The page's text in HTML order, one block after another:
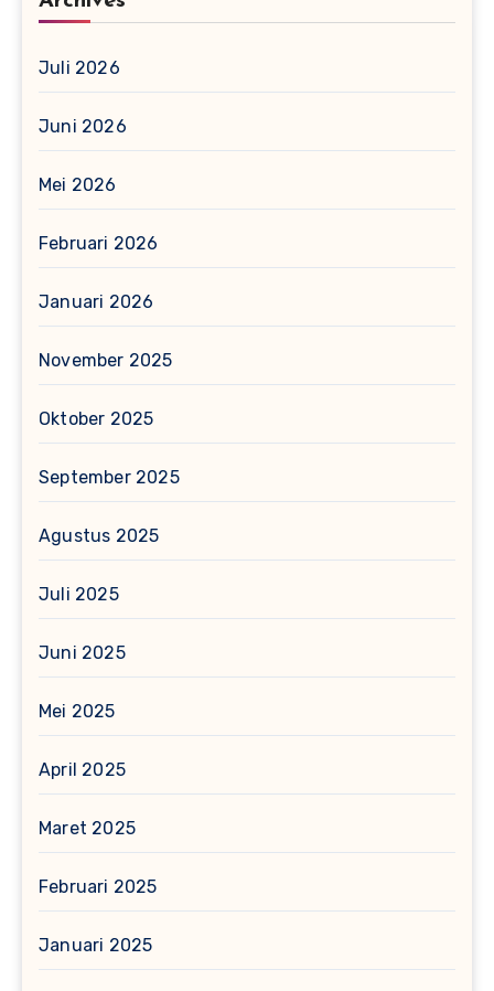
Juli 2026
Juni 2026
Mei 2026
Februari 2026
Januari 2026
November 2025
Oktober 2025
September 2025
Agustus 2025
Juli 2025
Juni 2025
Mei 2025
April 2025
Maret 2025
Februari 2025
Januari 2025